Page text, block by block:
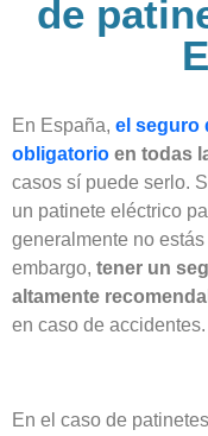
de
En España, el seguro
obligatorio en todas
casos sí puede serlo.
un patinete eléctrico
generalmente no
embargo, tener un
altamente
en caso de accidentes.
En el caso de